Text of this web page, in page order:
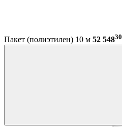
Пакет (полиэтилен) 10 м 52 54830